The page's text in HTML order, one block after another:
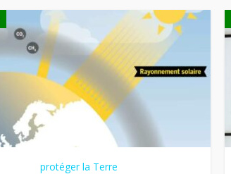
protéger la Terre